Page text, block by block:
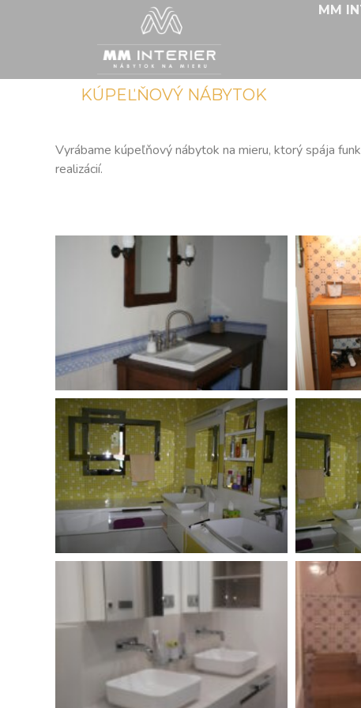
MM
KÚPEĽŇOVÝ NÁBYTOK
Vyrábame kúpeľňový nábytok na mieru, ktorý spája
realizácií.